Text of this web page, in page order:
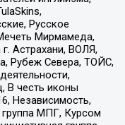
Русское
Мирмамеда,
Астрахани, ВОЛЯ,
Рубеж Севера, ТОЙС,
В честь иконы
Независимость,
МПГ, Курсом